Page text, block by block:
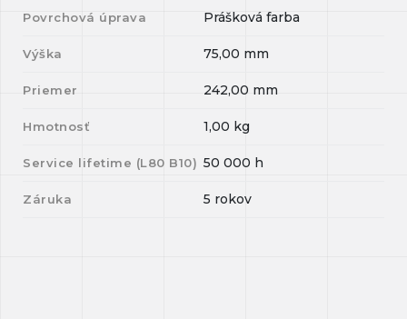
Povrchová úprava Prášková farba
Výška 75,00 mm
Priemer 242,00 mm
Hmotnosť 1,00 kg
Service lifetime (L80 B10) 50 000 h
Záruka 5 rokov